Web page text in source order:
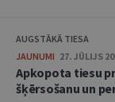
AUGSTĀKĀ TIESA
JAUNUMI 27. JŪLIJS
Apkopota tiesu
šķērsošanu un